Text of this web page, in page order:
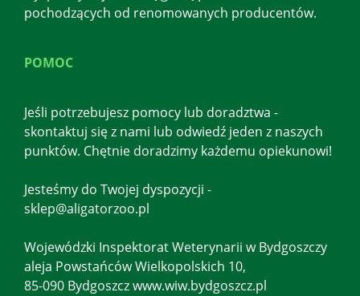
pochodzących od renomowanych producentów.
POMOC
Jeśli potrzebujesz pomocy lub doradztwa -
skontaktuj się z nami lub odwiedź jeden z naszych
punktów. Chętnie doradzimy każdemu opiekunowi!
Jesteśmy do Twojej dyspozycji -
sklep@aligatorzoo.pl
Wojewódzki Inspektorat Weterynarii w Bydgoszczy
aleja Powstańców Wielkopolskich 10,
85-090 Bydgoszcz www.wiw.bydgoszcz.pl